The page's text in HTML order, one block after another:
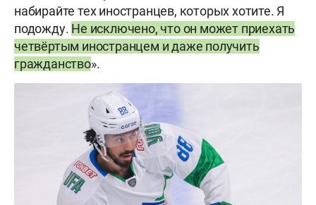
набирайте тех иностранцев, которых хотите. Я
подожду. Не исключено, что он может приехать
четвёртым иностранцем и даже получить
гражданство».